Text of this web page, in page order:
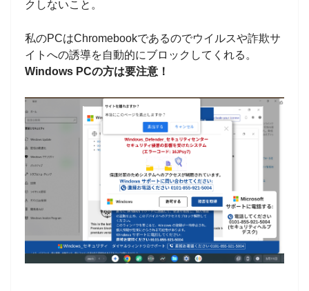
クしないこと。
私のPCはChromebookであるのでウイルスや詐欺サ
イトへの誘導を自動的にブロックしてくれる。
Windows PCの方は要注意！